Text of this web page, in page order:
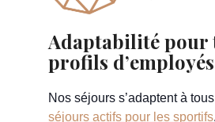
Adaptabilité pour
profils d’employés
Nos séjours s’adaptent à
séjours actifs pour les sportifs